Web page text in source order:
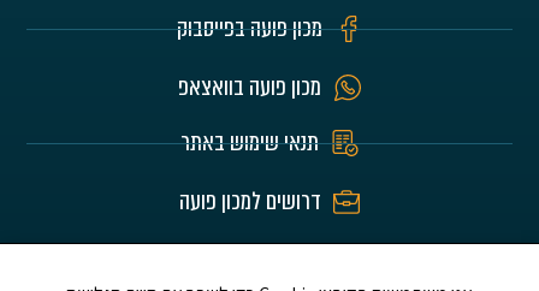
מכון פועה בפייסבוק
מכון פועה בוואצאפ
תנאי שימוש באתר
דרושים למכון פועה